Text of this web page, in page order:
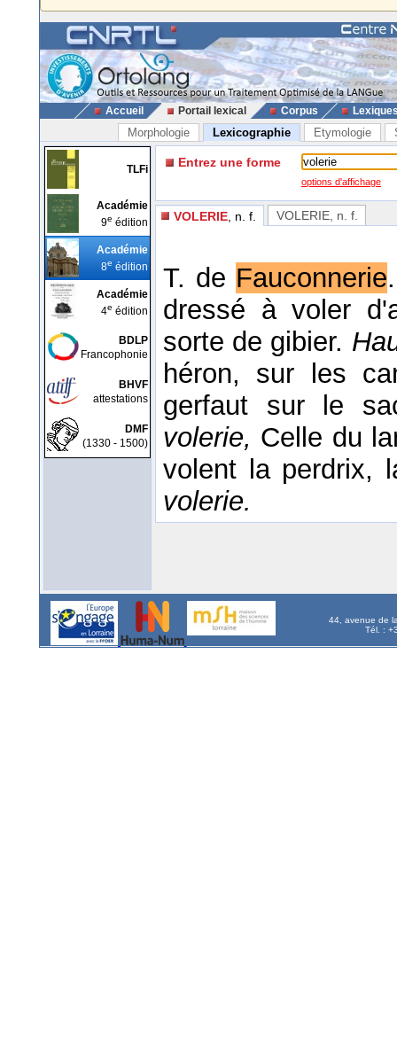
Accueil Portail lexical Corpus
Morphologie Lexicographie Etymologie
TLFi
Académie
9e édition
Académie
8e édition
Académie
4e édition
BDLP
Francophonie
BHVF
attestations
DMF
(1330 - 1500)
Entrez une forme
options d'affichage
VOLERIE , n. f. VOLERIE, n. f.
T. de Fauconnerie
dressé à voler
sorte de gibier.
héron, sur les
gerfaut sur le
volerie, Celle du
volent la perdrix,
volerie.
44, avenue de
Tél. :